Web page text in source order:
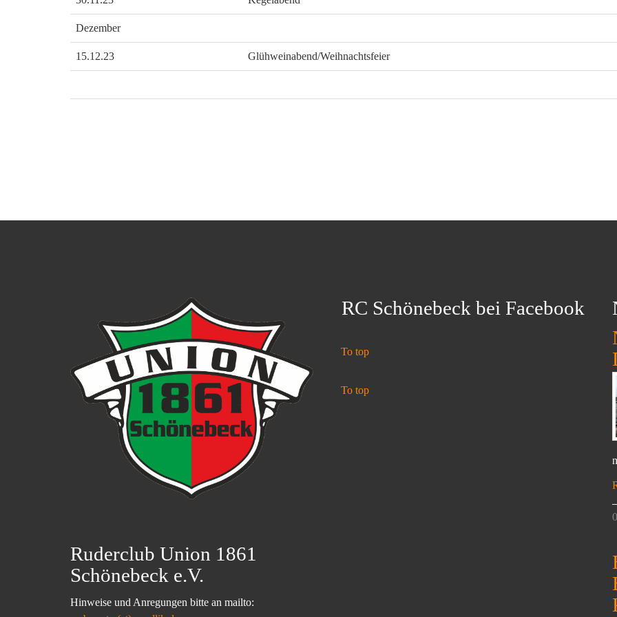
Dezember
15.12.23 Glühweinabend/Weihnachtsfeier
Ruderclub Union 1861
Schönebeck e.V.
Hinweise und Anregungen bitte an mailto:
RC Schönebeck bei Facebook
To top
To top